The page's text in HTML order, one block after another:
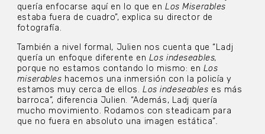
quería enfocarse aquí en lo que en Los Miserables
estaba fuera de cuadro”, explica su director de
fotografía.
También a nivel formal, Julien nos cuenta que “Ladj
quería un enfoque diferente en Los indeseables,
porque no estamos contando lo mismo: en Los
miserables hacemos una inmersión con la policía y
estamos muy cerca de ellos. Los indeseables es más
barroca”, diferencia Julien. “Además, Ladj quería
mucho movimiento. Rodamos con steadicam para
que no fuera en absoluto una imagen estática”.